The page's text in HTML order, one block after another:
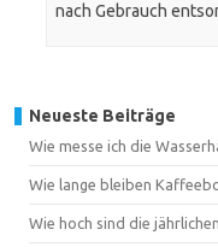
nach Gebrauch
Neueste Beiträge
Wie messe ich die
Wie lange bleiben
Wie hoch sind die